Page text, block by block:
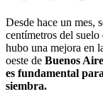
Desde hace un mes,
centímetros del
hubo una mejora en
oeste de Buenos
es fundamental
siembra.